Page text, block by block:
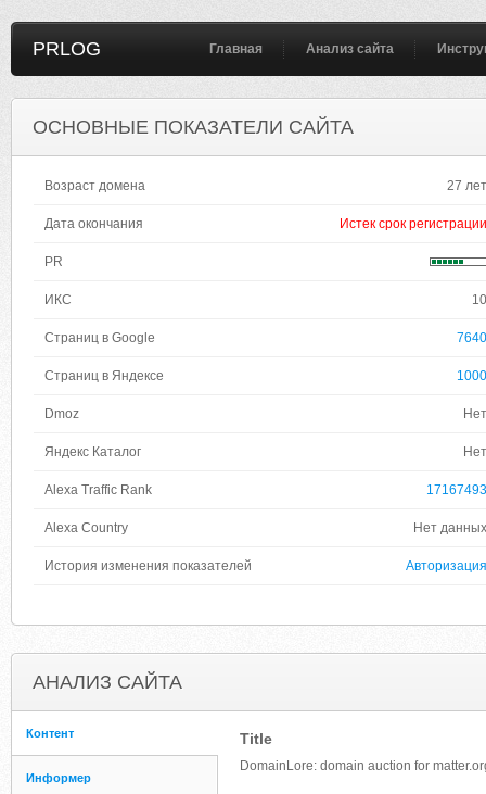
PRLOG Главная Анализ сайта
ОСНОВНЫЕ ПОКАЗАТЕЛИ САЙТА
Возраст домена 27 лет
Дата окончания Истек срок регистрации
PR
ИКС 10
Страниц в Google 7640
Страниц в Яндексе 1000
Dmoz Нет
Яндекс Каталог Нет
Alexa Traffic Rank 17167493
Alexa Country Нет данных
История изменения показателей Авторизация
АНАЛИЗ САЙТА
Контент
Информер
Title
DomainLore: domain auction for